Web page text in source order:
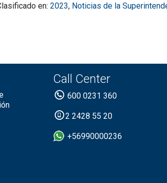
en: 2023, Noticias de la
Call Center
600 0231 360
2 2428 55 20
+56990000236